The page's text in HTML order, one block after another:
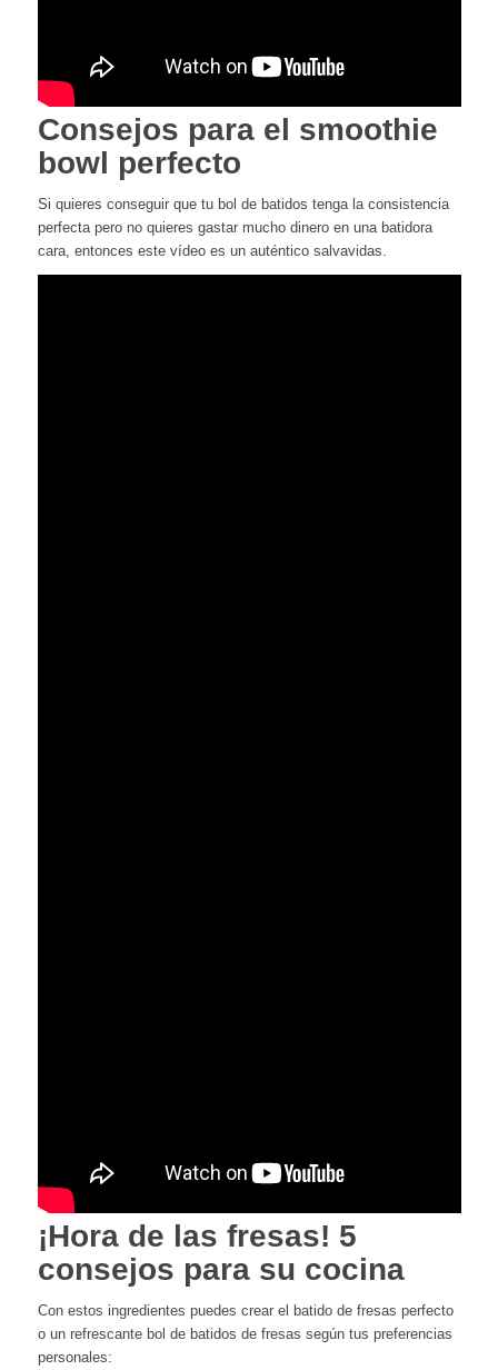
Consejos para el smoothie
bowl perfecto
Si quieres conseguir que tu bol de batidos tenga la consistencia
perfecta pero no quieres gastar mucho dinero en una batidora
cara, entonces este vídeo es un auténtico salvavidas.
¡Hora de las fresas! 5
consejos para su cocina
Con estos ingredientes puedes crear el batido de fresas perfecto
o un refrescante bol de batidos de fresas según tus preferencias
personales: